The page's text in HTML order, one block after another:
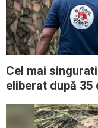
Cel mai
eliberat după